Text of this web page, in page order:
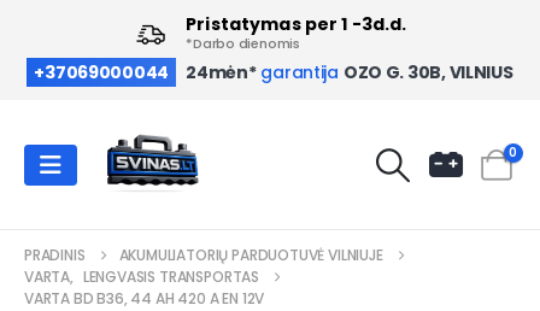
+37069000044 24mėn* garantija OZO G. 30B, VILNIUS
Pristatymas per 1 -3d.d.
*Darbo dienomis
0
PRADINIS
AKUMULIATORIŲ PARDUOTUVĖ VILNIUJE
VARTA, LENGVASIS TRANSPORTAS
VARTA BD B36, 44 AH 420 A EN 12V